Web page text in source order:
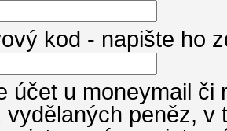
kod - napište ho
účet u moneymail
vydělaných peněz,